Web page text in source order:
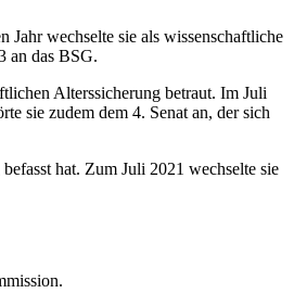
wechselte sie als wissenschaftliche
an das BSG.
Alterssicherung betraut. Im Juli
sie zudem dem 4. Senat an, der sich
hat. Zum Juli 2021 wechselte sie